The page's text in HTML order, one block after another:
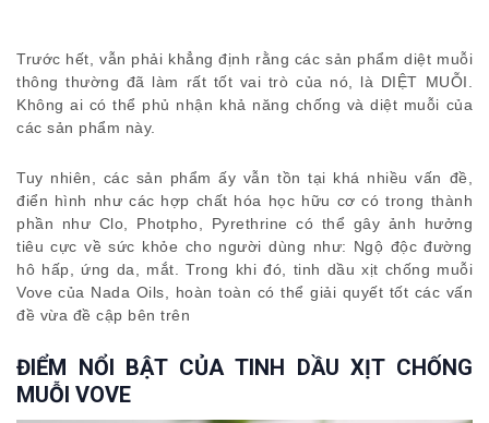
Trước hết, vẫn phải khẳng định rằng các sản phẩm diệt muỗi
thông thường đã làm rất tốt vai trò của nó, là DIỆT MUỖI.
Không ai có thể phủ nhận khả năng chống và diệt muỗi của
các sản phẩm này.
Tuy nhiên, các sản phẩm ấy vẫn tồn tại khá nhiều vấn đề,
điển hình như các hợp chất hóa học hữu cơ có trong thành
phần như Clo, Photpho, Pyrethrine có thể gây ảnh hưởng
tiêu cực về sức khỏe cho người dùng như: Ngộ độc đường
hô hấp, ứng da, mắt. Trong khi đó, tinh dầu xịt chống muỗi
Vove của Nada Oils, hoàn toàn có thể giải quyết tốt các vấn
đề vừa đề cập bên trên
ĐIỂM NỔI BẬT CỦA TINH DẦU XỊT CHỐNG
MUỖI VOVE